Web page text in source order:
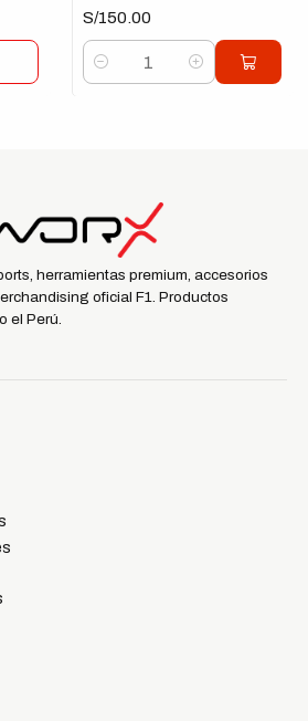
S/150.00
Cantidad
herramientas premium, accesorios
oficial F1. Productos
el Perú.